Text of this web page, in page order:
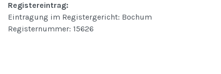
Registereintrag:
Eintragung im Registergericht: Bochum
Registernummer: 15626